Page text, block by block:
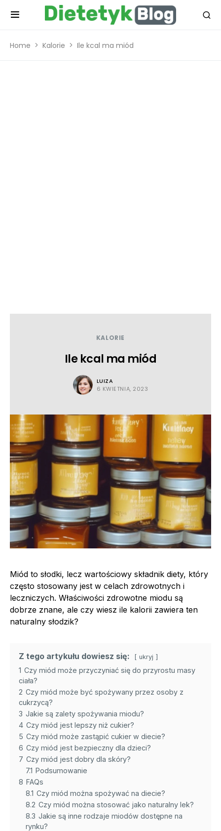
Home Kalorie Ile kcal ma miód
KALORIE
Ile kcal ma miód
LUIZA
6 KWIETNIA, 2023
Miód to słodki, lecz wartościowy składnik diety, który
często stosowany jest w celach zdrowotnych i
leczniczych. Właściwości zdrowotne miodu są
dobrze znane, ale czy wiesz ile kalorii zawiera ten
naturalny słodzik?
Z tego artykułu dowiesz się: ukryj
1 Czy miód może przyczyniać się do przyrostu masy
ciała?
2 Czy miód może być spożywany przez osoby z
cukrzycą?
3 Jakie są zalety spożywania miodu?
4 Czy miód jest lepszy niż cukier?
5 Czy miód może zastąpić cukier w diecie?
6 Czy miód jest bezpieczny dla dzieci?
7 Czy miód jest dobry dla skóry?
7.1 Podsumowanie
8 FAQs
8.1 Czy miód można spożywać na diecie?
8.2 Czy miód można stosować jako naturalny lek?
8.3 Jakie są inne rodzaje miodów dostępne na
rynku?